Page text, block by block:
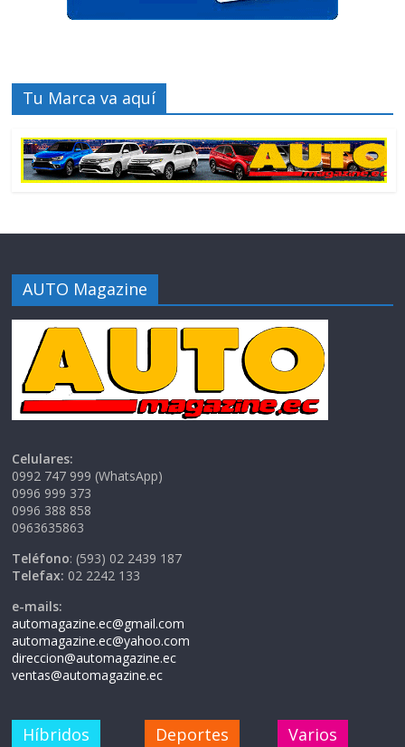
Tu Marca va aquí
AUTO Magazine
Celulares:
0992 747 999 (WhatsApp)
0996 999 373
0996 388 858
0963635863
Teléfono: (593) 02 2439 187
Telefax: 02 2242 133
e-mails:
automagazine.ec@gmail.com
automagazine.ec@yahoo.com
direccion@automagazine.ec
ventas@automagazine.ec
Híbridos Deportes Varios